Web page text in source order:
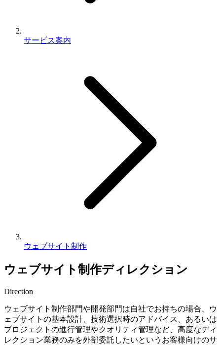
サービス案内
ウェブサイト制作
ウェブサイト制作ディレクション
Direction
ウェブサイト制作部門や開発部門は自社でお持ちの場合、ウ
ェブサイトの基本設計、技術選択時のアドバイス、あるいは
プロジェクトの進行管理やクオリティ管理など、高度なディ
レクション業務のみを外部委託したいというお客様向けのサ